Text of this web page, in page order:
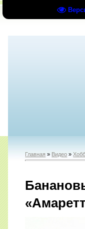
Главная » Видео »